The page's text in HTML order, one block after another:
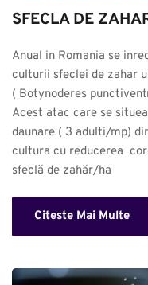
SFECLA DE
Anual in Romania se
culturii sfeclei de zahar
( Botynoderes
Acest atac care se
daunare ( 3 adulti/mp)
cultura cu reducerea
sfeclă de zahăr/ha
Citeste Mai Multe